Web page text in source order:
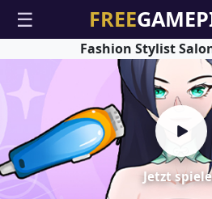
☰
Jetzt
Fashion Stylist